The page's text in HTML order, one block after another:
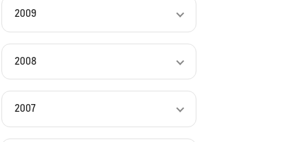
2009
2008
2007